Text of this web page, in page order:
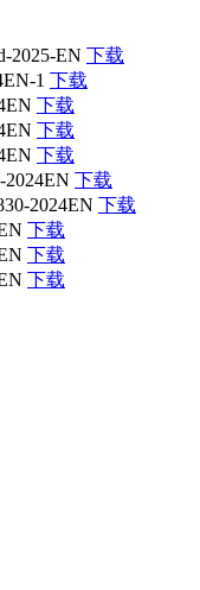
2025-EN 下载
1 下载
下载
下载
下载
2024EN 下载
2024EN 下载
下载
下载
下载